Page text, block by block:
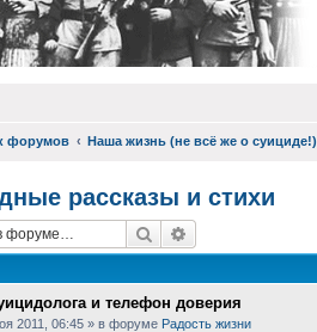
форумов Наша жизнь (не всё же о суициде!)
рассказы и стихи
Поиск
и телефон доверия
2011, 06:45 » в форуме Радость жизни